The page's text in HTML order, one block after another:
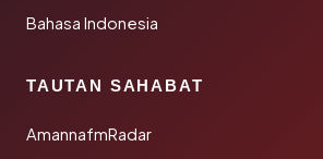
Bahasa Indonesia
TAUTAN SAHABAT
AmannafmRadar